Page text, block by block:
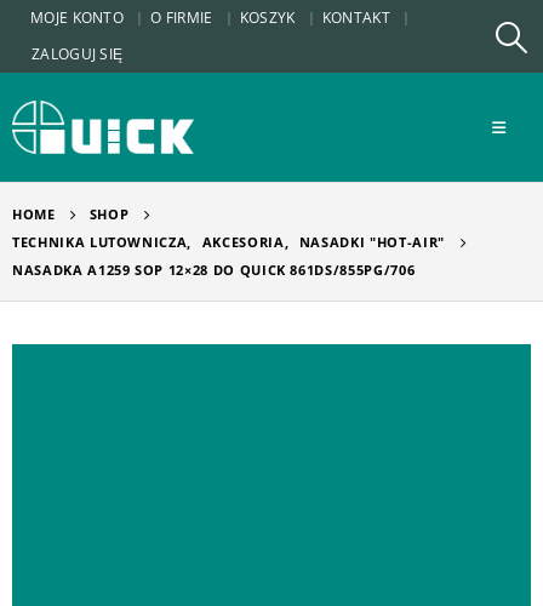
MOJE KONTO O FIRMIE KOSZYK
KONTAKT
ZALOGUJ SIĘ
HOME
SHOP
TECHNIKA LUTOWNICZA, AKCESORIA,
NASADKI "HOT-AIR"
NASADKA A1259 SOP 12×28 DO QUICK 861DS/855PG/706